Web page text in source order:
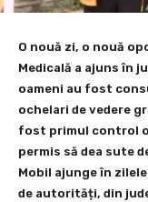
O nouă zi, o nouă
Medicală a ajuns în
oameni au fost
ochelari de vedere
fost primul control
permis să dea sute
Mobil ajunge în
de autorități, din